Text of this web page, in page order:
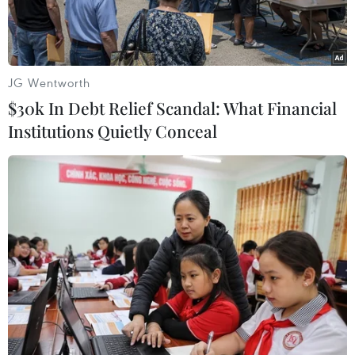
Các đại biểu tham dự hội thảo. (Nguồn: BIDV)
Ngày 12/5, tại Hà Nội, Ngân hàng Thương mại
Cổ phần Đầu tư và Phát triển Việt Nam (BIDV)
đã tổ chức Hội thảo quốc tế với chủ đề “Hiệp
JG Wentworth
$30k In Debt Relief Scandal: What Financial
Institutions Quietly Conceal